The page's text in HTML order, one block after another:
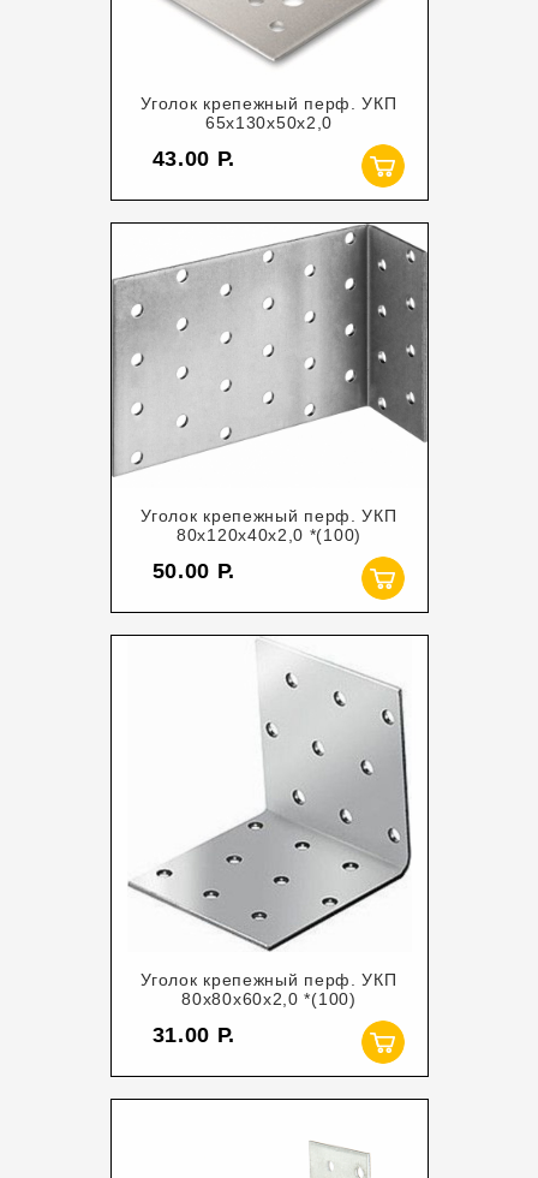
Уголок крепежный перф. УКП
65х130х50х2,0
43.00
Уголок крепежный перф. УКП
80х120х40х2,0 *(100)
50.00
Уголок крепежный перф. УКП
80х80х60х2,0 *(100)
31.00